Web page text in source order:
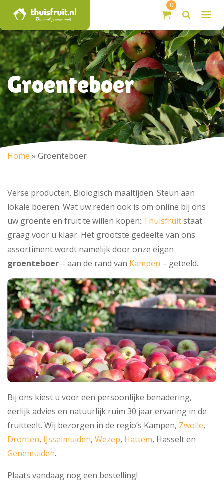
0
Groenteboer
Home » Groenteboer
Verse producten. Biologisch maaltijden. Steun aan
lokale boeren. Wat uw reden ook is om online bij ons
uw groente en fruit te willen kopen: Thuisfruitstaat
graag voor u klaar. Het grootste gedeelte van ons
assortiment wordt namelijk door onze eigen
groenteboer – aan de rand van Kampen – geteeld.
Bij ons kiest u voor een persoonlijke benadering,
eerlijk advies en natuurlijk ruim 30 jaar ervaring in de
fruitteelt. Wij bezorgen in de regio’s Kampen, Zwolle,
Dronten, IJsselmuiden, Wezep, Hattem, Hasselt en
Genemuiden.
Plaats vandaag nog een bestelling!